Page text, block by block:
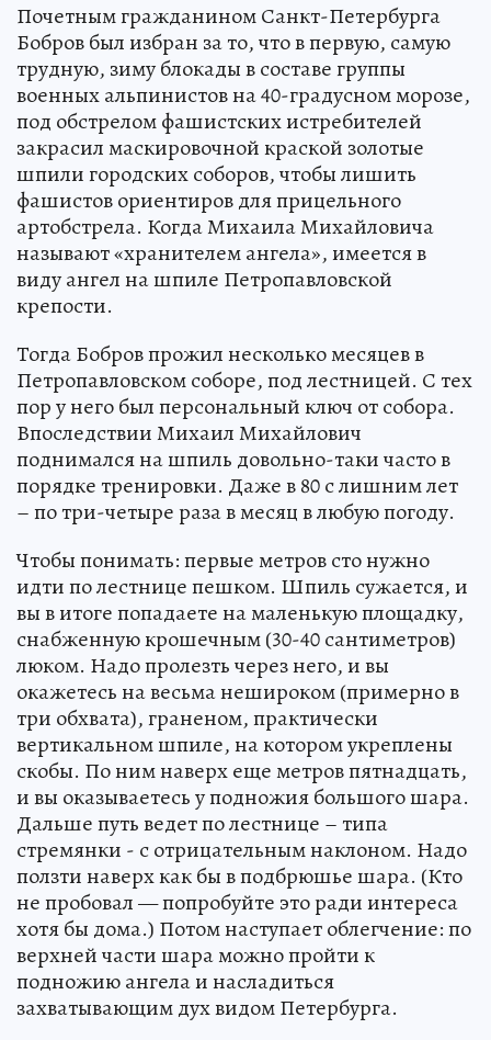
Почетным гражданином Санкт-Петербурга
Бобров был избран за то, что в первую, самую
трудную, зиму блокады в составе группы
военных альпинистов на 40-градусном морозе,
под обстрелом фашистских истребителей
закрасил маскировочной краской золотые
шпили городских соборов, чтобы лишить
фашистов ориентиров для прицельного
артобстрела. Когда Михаила Михайловича
называют «хранителем ангела», имеется в
виду ангел на шпиле Петропавловской
крепости.
Тогда Бобров прожил несколько месяцев в
Петропавловском соборе, под лестницей. С тех
пор у него был персональный ключ от собора.
Впоследствии Михаил Михайлович
поднимался на шпиль довольно-таки часто в
порядке тренировки. Даже в 80 с лишним лет
– по три-четыре раза в месяц в любую погоду.
Чтобы понимать: первые метров сто нужно
идти по лестнице пешком. Шпиль сужается, и
вы в итоге попадаете на маленькую площадку,
снабженную крошечным (30-40 сантиметров)
люком. Надо пролезть через него, и вы
окажетесь на весьма нешироком (примерно в
три обхвата), граненом, практически
вертикальном шпиле, на котором укреплены
скобы. По ним наверх еще метров пятнадцать,
и вы оказываетесь у подножия большого шара.
Дальше путь ведет по лестнице – типа
стремянки - с отрицательным наклоном. Надо
ползти наверх как бы в подбрюшье шара. (Кто
не пробовал — попробуйте это ради интереса
хотя бы дома.) Потом наступает облегчение: по
верхней части шара можно пройти к
подножию ангела и насладиться
захватывающим дух видом Петербурга.